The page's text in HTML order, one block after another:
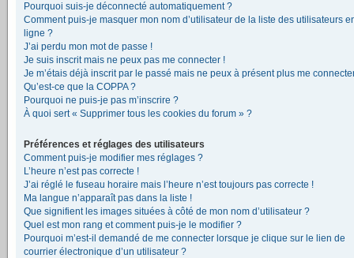
Pourquoi suis-je déconnecté automatiquement ?
Comment puis-je masquer mon nom d’utilisateur de la liste des utilisateurs
ligne ?
J’ai perdu mon mot de passe !
Je suis inscrit mais ne peux pas me connecter !
Je m’étais déjà inscrit par le passé mais ne peux à présent plus me
Qu’est-ce que la COPPA ?
Pourquoi ne puis-je pas m’inscrire ?
À quoi sert « Supprimer tous les cookies du forum » ?
Préférences et réglages des utilisateurs
Comment puis-je modifier mes réglages ?
L’heure n’est pas correcte !
J’ai réglé le fuseau horaire mais l’heure n’est toujours pas correcte !
Ma langue n’apparaît pas dans la liste !
Que signifient les images situées à côté de mon nom d’utilisateur ?
Quel est mon rang et comment puis-je le modifier ?
Pourquoi m’est-il demandé de me connecter lorsque je clique sur le lien de
courrier électronique d’un utilisateur ?